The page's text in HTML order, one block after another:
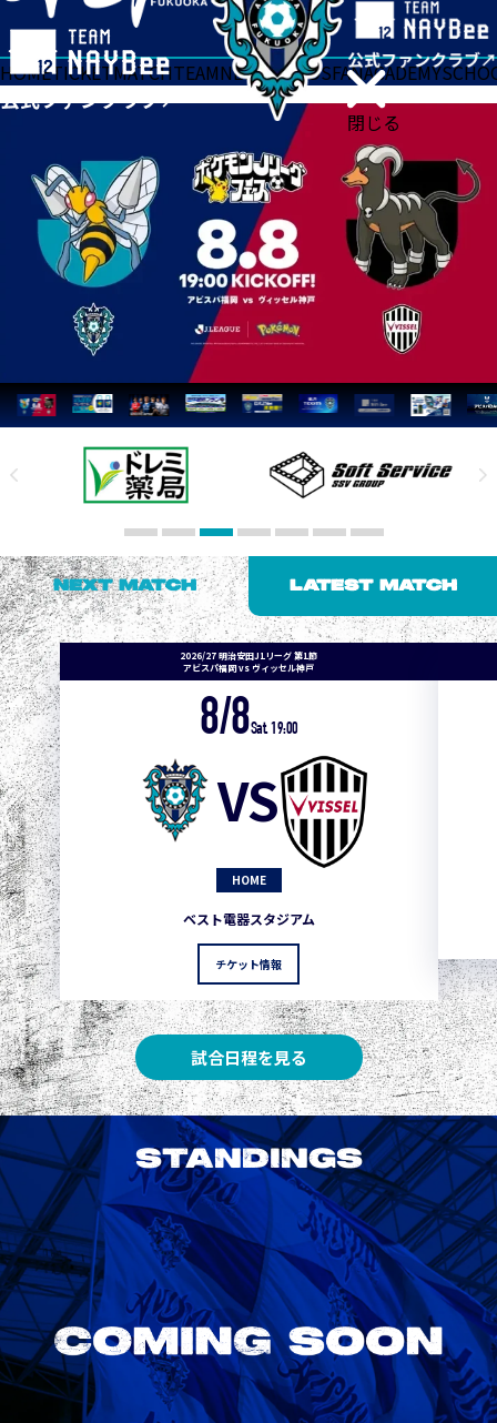
閉じる
HOMETICKETMATCHTEAMNEWSGOODSFANACADEMY
NEXT MATCH LATEST MATCH
2026/27 明治安田J1リーグ 第1節
アビスパ福岡 vs ヴィッセル神戸
8/8Sat. 19:00
VS
HOME
ベスト電器スタジアム
チケット情報
試合日程を見る
STANDINGS